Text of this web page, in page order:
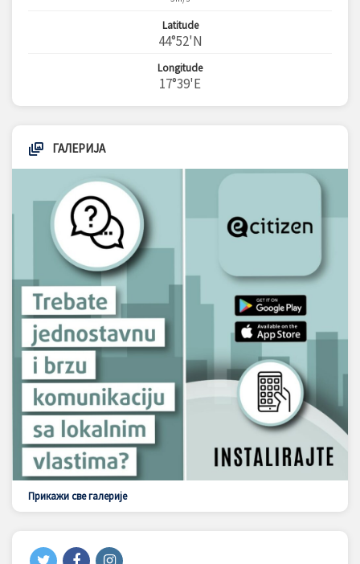
Latitude
44°52'N
Longitude
17°39'E
ГАЛЕРИЈА
Прикажи све галерије